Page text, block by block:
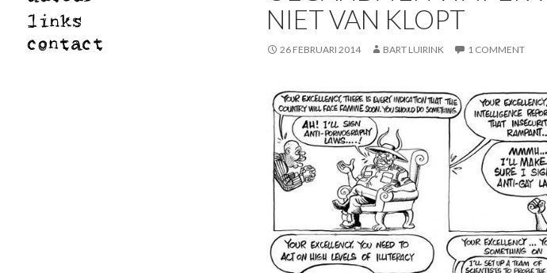
NIET VAN KLOPT
26 FEBRUARI 2014 BART LUIRINK 1 COMMENT